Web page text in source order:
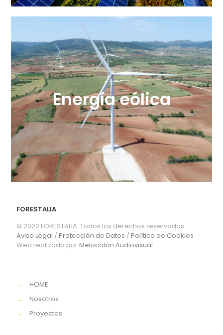
Energía eólica
FORESTALIA
© 2022 FORESTALIA. Todos los derechos reservados.
Aviso Legal /Protección de Datos /Política de Cookies
Web realizada porMelocotón Audiovisual.
→
HOME
→
Nosotros
→
Proyectos